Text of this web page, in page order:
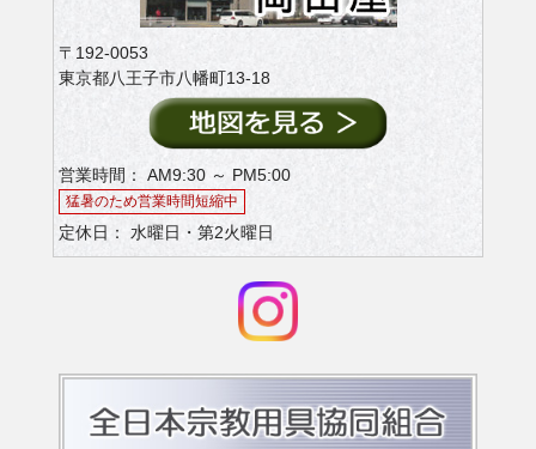
〒192-0053
東京都八王子市八幡町13-18
営業時間： AM9:30 ～ PM5:00
猛暑のため営業時間短縮中
定休日： 水曜日・第2火曜日